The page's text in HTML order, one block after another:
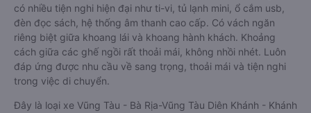
có nhiều tiện nghi hiện đại như ti-vi, tủ lạnh mini, ổ cắm usb,
đèn đọc sách, hệ thống âm thanh cao cấp. Có vách ngăn
riêng biệt giữa khoang lái và khoang hành khách. Khoảng
cách giữa các ghế ngồi rất thoải mái, không nhồi nhét. Luôn
đáp ứng được nhu cầu về sang trọng, thoải mái và tiện nghi
trong việc di chuyển.
Đây là loại xe Vũng Tàu - Bà Rịa-Vũng Tàu Diên Khánh - Khánh